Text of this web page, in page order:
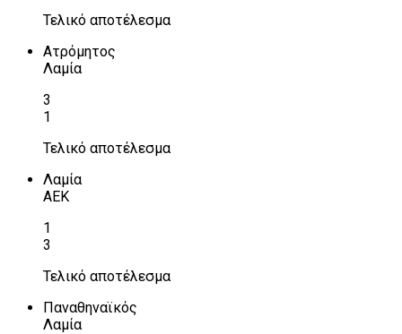
Τελικό αποτέλεσμα
Ατρόμητος
Λαμία
3
1
Τελικό αποτέλεσμα
Λαμία
ΑΕΚ
1
3
Τελικό αποτέλεσμα
Παναθηναϊκός
Λαμία